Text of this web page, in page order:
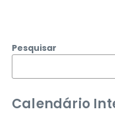
Pesquisar
Calendário